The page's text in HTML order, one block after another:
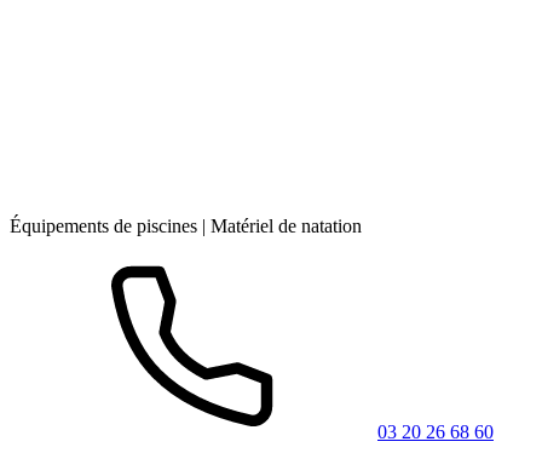
Équipements de piscines | Matériel de natation
03 20 26 68 60